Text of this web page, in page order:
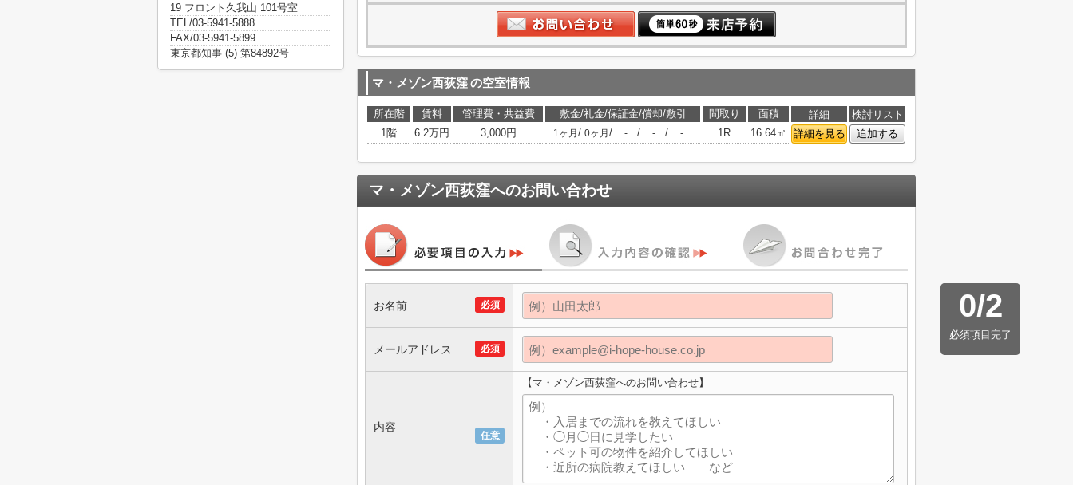
マ・メゾン西荻窪の空室情報
所在階 賃料 管理費・共益費 敷金/礼金/保証金/償却/敷引 間取り 面積 詳細
検討リスト
1階
6.2万円 3,000円 1ヶ月 / 0ヶ月 / - / - / - 1R 16.64㎡ 詳細を見る 追加する
マ・メゾン西荻窪へのお問い合わせ
0/2
必須項目完了
必須
お名前
必須
メールアドレス
任意
内容
【マ・メゾン西荻窪へのお問い合わせ】
19 フロント久我山 101号室
TEL/03-5941-5888
FAX/03-5941-5899
東京都知事 (5) 第84892号